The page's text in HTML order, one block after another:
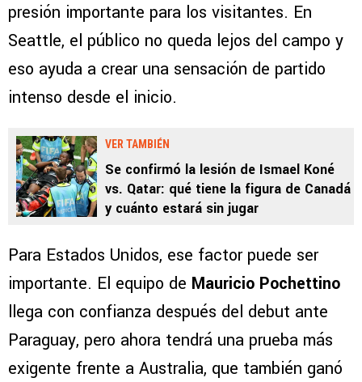
presión importante para los visitantes. En
Seattle, el público no queda lejos del campo y
eso ayuda a crear una sensación de partido
intenso desde el inicio.
VER TAMBIÉN
Se confirmó la lesión de Ismael Koné
vs. Qatar: qué tiene la figura de Canadá
y cuánto estará sin jugar
Para Estados Unidos, ese factor puede ser
importante. El equipo de Mauricio Pochettino
llega con confianza después del debut ante
Paraguay, pero ahora tendrá una prueba más
exigente frente a Australia, que también ganó